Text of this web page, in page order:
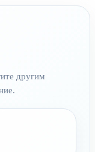
другим